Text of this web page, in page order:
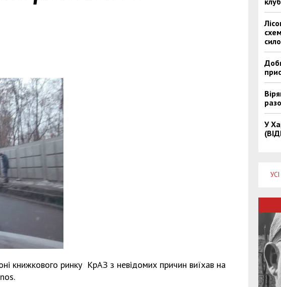
книжкового ринку КрАЗ з невідомих причин виїхав на
У